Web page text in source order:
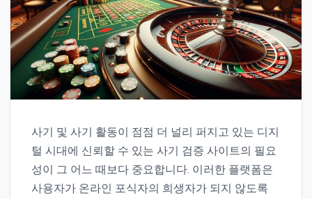
사기 및 사기 활동이 점점 더 널리 퍼지고 있는 디지
털 시대에 신뢰할 수 있는 사기 검증 사이트의 필요
성이 그 어느 때보다 중요합니다. 이러한 플랫폼은
사용자가 온라인 포식자의 희생자가 되지 않도록